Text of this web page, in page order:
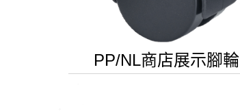
PP/NL商店展示腳輪